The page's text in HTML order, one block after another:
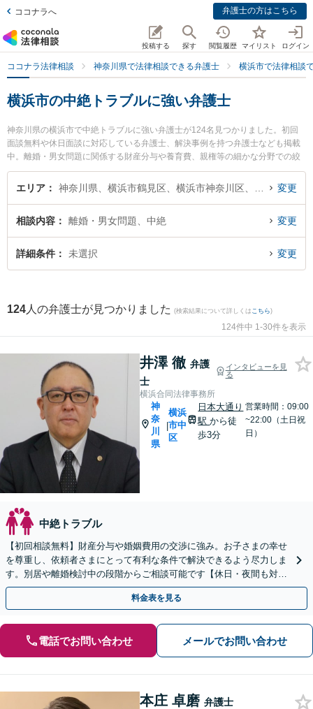
ココナラへ 弁護士の方はこちら
投稿する 探す 閲覧履歴 マイリスト ログイン
ココナラ法律相談 神奈川県で法律相談できる弁護士 横浜市で法律相談
横浜市の中絶トラブルに強い弁護士
神奈川県の横浜市で中絶トラブルに強い弁護士が124名見つかりました。初回
面談無料や休日面談に対応している弁護士、解決事例を持つ弁護士なども掲載
中。離婚・男女問題に関係する財産分与や養育費、親権等の細かな分野での絞
り込み検索もでき便利です。特に横浜合同法律事務所の井澤 徹弁護士や東京ス
タートアップ法律事務所 横浜支店の本庄 卓磨弁護士、横浜合同法律事務所の清
相談したい』『中絶トラブルのトラブル解決の実績豊富な近くの弁護士を検索
したい』『初回相談無料で中絶トラブルを法律相談できる横浜市内の弁護士に
相談予約したい』などでお困りの相談者さんにおすすめです。
エリア 変更
相談内容 離婚・男女問題、中絶 変更
詳細条件 未選択 変更
124 人の弁護士が見つかりました (検索結果について詳しくは こちら)
124件中 1-30件を表示
井澤 徹 弁護
士
インタビューを見
る
横浜合同法律事務所
神
奈
川
県
|
横浜
市中
区
日本大通り
駅から徒
歩3分
営業時間：09:00
~22:00（土日祝
日）
中絶トラブル
【初回相談無料】財産分与や婚姻費用の交渉に強み。お子さまの幸せ
を尊重し、依頼者さまにとって有利な条件で解決できるよう尽力しま
す。別居や離婚検討中の段階からご相談可能です【休日・夜間も対
応】【日本大通り駅3分】
料金表を見る
電話でお問い合わせ メールでお問い合わせ
本庄 卓磨 弁護士